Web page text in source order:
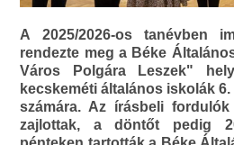
A 2025/2026-os tanévben
rendezte meg a Béke
Város Polgára Leszek"
kecskeméti általános iskolák
számára. Az írásbeli
zajlottak, a döntőt pedig